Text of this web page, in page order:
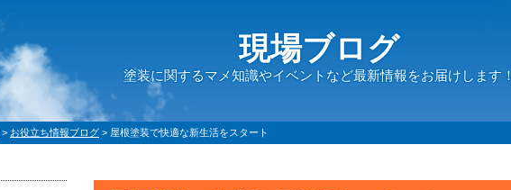
現場ブログ
塗装に関するマメ知識やイベントなど最新情報をお届けします！
> お役立ち情報ブログ > 屋根塗装で快適な新生活をスタート